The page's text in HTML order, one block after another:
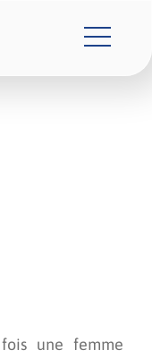
une femme